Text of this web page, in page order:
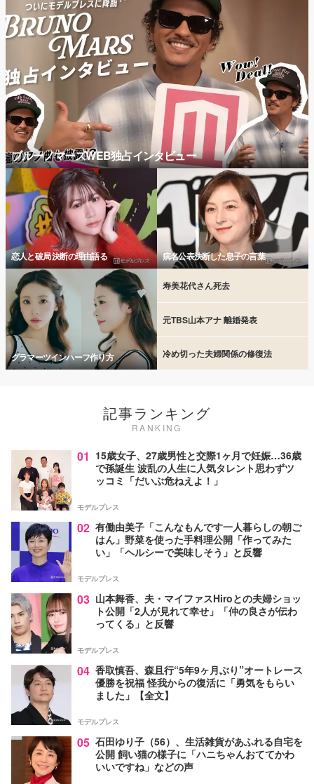
ブルーノマーズWEB独占インタビュー
恋人と破局 決断の理由語る 病名公表決断した息子の言葉
グラマーツインハーフ作り方
寿美花代さん死去
元TBS山本アナ 離婚発表
冷め切った夫婦関係の修復法
記事ランキング
RANKING
01 15歳女子、27歳男性と交際1ヶ月で妊娠…36歳
で孫誕生 波乱の人生に人気タレント思わずツ
ッコミ「だいぶ危ねえよ！」
モデルプレス
02 有働由美子「こんなもんです一人暮らしの朝ご
はん」野菜を使った手料理公開「作ってみた
い」「ヘルシーで美味しそう」と反響
モデルプレス
03 山本舞香、夫・マイファスHiroとの夫婦ショッ
ト公開「2人が見れて幸せ」「仲の良さが伝わ
ってくる」と反響
モデルプレス
04 香取慎吾、森且行“5年9ヶ月ぶり”オートレース
優勝を祝福 怪我からの復活に「勇気をもらい
ました」【全文】
モデルプレス
05 石田ゆり子（56）、生活雑貨があふれる自宅を
公開 飼い猫の様子に「ハニちゃんおててかわ
いいですね」などの声